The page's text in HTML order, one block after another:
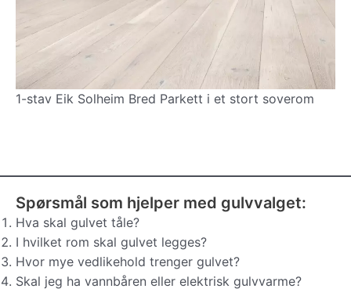
1-stav Eik Solheim Bred Parkett i et stort soverom
Spørsmål som hjelper med gulvvalget:
Hva skal gulvet tåle?
I hvilket rom skal gulvet legges?
Hvor mye vedlikehold trenger gulvet?
Skal jeg ha vannbåren eller elektrisk gulvvarme?